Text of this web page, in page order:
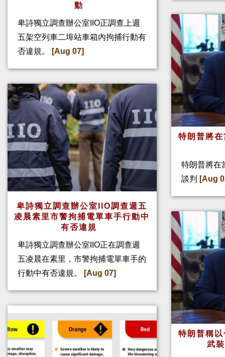
動
卑詩獨立調查辦公室IIO正調查上週
五架空列車二埠站車箱內拘捕行動有
否違規。
[Aug 07]
卑詩獨立調查辦公室IIO調查週五
凌晨素里市警拘捕電單車手行動中
有否違規
卑詩獨立調查辦公室IIO正在調查週
五凌晨在素里，市警拘捕電單車手的
行動中有否違規。
[Aug 07]
特朗普將
特朗普將在
談判
[Aug
特朗普稱
武